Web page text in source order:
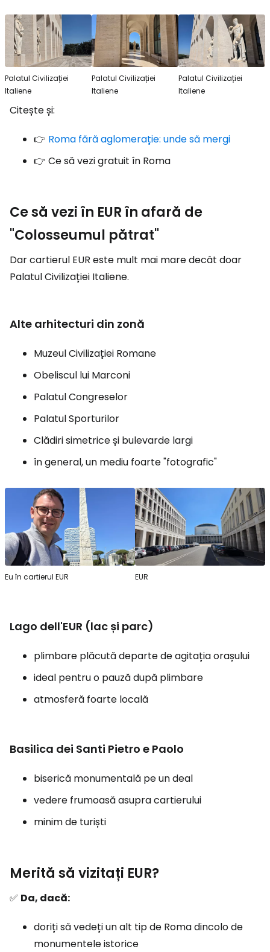
Palatul Civilizației
Italiene
Palatul Civilizației
Italiene
Palatul Civilizației
Italiene
Citește și:
👉 Roma fără aglomerație: unde să mergi
👉 Ce să vezi gratuit în Roma
Ce să vezi în EUR în afară de
"Colosseumul pătrat"
Dar cartierul EUR este mult mai mare decât doar
Palatul Civilizației Italiene.
Alte arhitecturi din zonă
Muzeul Civilizației Romane
Obeliscul lui Marconi
Palatul Congreselor
Palatul Sporturilor
Clădiri simetrice și bulevarde largi
în general, un mediu foarte "fotografic"
Eu în cartierul EUR EUR
Lago dell'EUR (lac și parc)
plimbare plăcută departe de agitația orașului
ideal pentru o pauză după plimbare
atmosferă foarte locală
Basilica dei Santi Pietro e Paolo
biserică monumentală pe un deal
vedere frumoasă asupra cartierului
minim de turiști
Merită să vizitați EUR?
✅ Da, dacă:
doriți să vedeți un alt tip de Roma dincolo de
monumentele istorice